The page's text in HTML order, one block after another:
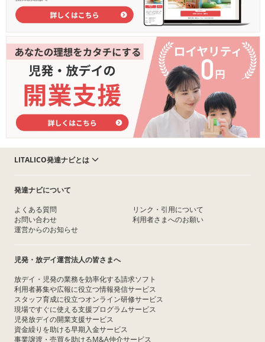
LITALICO発達ナビとは
発達ナビについて
よくある質問
お問い合わせ
運営からのお知らせ
リンク・引用について
利用者さまへのお願い
児発・放デイ運営法人の皆さまへ
放デイ・児発の業務を効率化する請求ソフト
利用者募集や広報に役立つ情報発信サービス
スタッフ育成に役立つオンライン研修サービス
現場ですぐに使える支援プログラムサービス
児発放デイの開業支援サービス
資金繰りを助ける早期入金サービス
事業譲渡・売買を助けるM&A仲介サービス